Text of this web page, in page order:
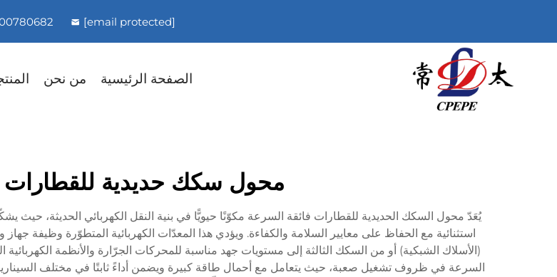
[email protected]
الصفحة الرئيسية من نحن
محول سكك حديدية للقطارات
يُعَدّ محول السكك الحديدية للقطارات فائقة السرعة مكوّنًا حيويًّا في بنية النقل الكهربائي الحديثة، حيث
استثنائية مع الحفاظ على معايير السلامة والكفاءة. ويؤدي هذا المعدّات الكهربائية المتطوّرة وظيفة
(الأسلاك الشبكية) أو من السكك الثالثة إلى مستويات جهد مناسبة للمحركات الجرّارة والأنظمة
السرعة في ظروف تشغيل صعبة، حيث يتعامل مع أحمال طاقة كبيرة ويضمن أداءً ثابتًا في مختلف